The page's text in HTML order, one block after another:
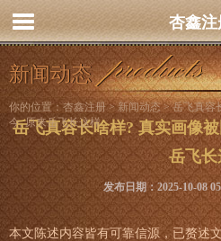
杏鑫注
新闻动态
你的位置：杏鑫注册>新闻动态> 岳飞真容
今, 原来岳飞长这样
岳飞真容长啥样? 真实画像
岳飞长
发布日期：2025-10-08
本文陈述内容皆有可靠信源，已赘述